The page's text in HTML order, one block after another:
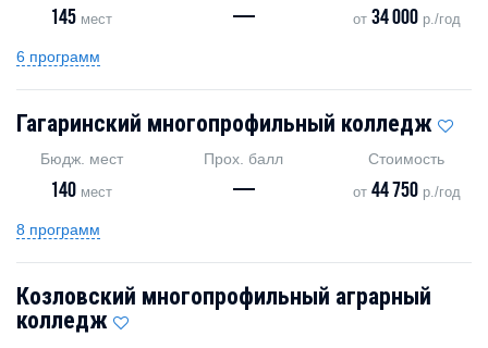
145 мест — от 34 000р./год
6 программ
Гагаринский многопрофильный колледж
Бюдж. мест
140 мест
Прох. балл
—
Стоимость
от 44 750р./год
8 программ
Козловский многопрофильный аграрный
колледж